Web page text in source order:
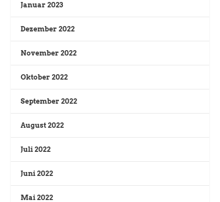
Januar 2023
Dezember 2022
November 2022
Oktober 2022
September 2022
August 2022
Juli 2022
Juni 2022
Mai 2022